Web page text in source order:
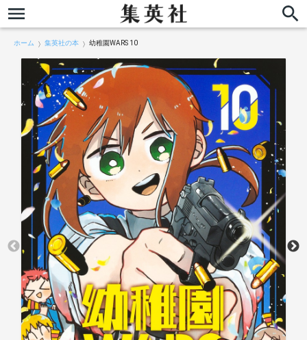
ホーム 集英社の本 幼稚園WARS 10